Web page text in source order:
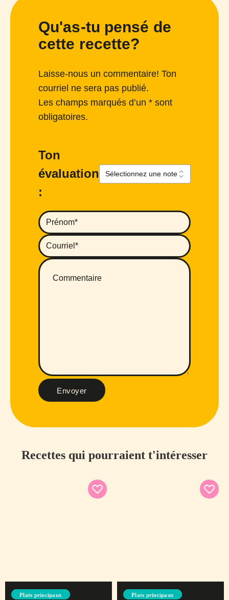
Qu'as-tu pensé de
cette recette?
Laisse-nous un commentaire! Ton
courriel ne sera pas publié.
Les champs marqués d’un * sont
obligatoires.
Ton
évaluation
:
Envoyer
Recettes qui pourraient t'intéresser
Plats principaux
Plats principaux